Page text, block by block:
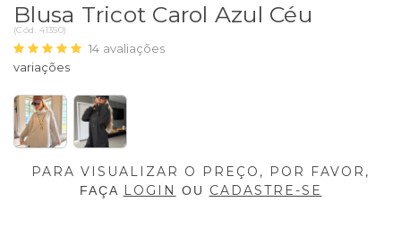
Blusa Tricot Carol Azul Céu
(Cód. 41350)
14 avaliações
PARA VISUALIZAR O PREÇO, POR FAVOR,
FAÇA LOGIN OU CADASTRE-SE